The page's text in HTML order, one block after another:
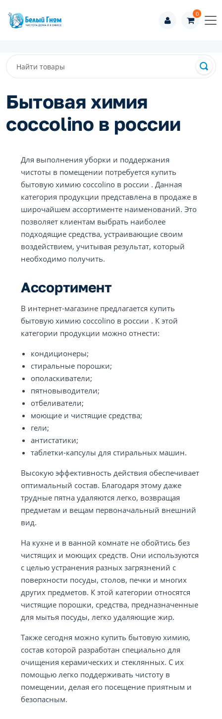
0
Бытовая химия
coccolino в россии
Для выполнения уборки и поддержания
чистоты в помещении потребуется купить
бытовую химию coccolino в россии . Данная
категория продукции представлена в продаже в
широчайшем ассортименте наименований. Это
позволяет клиентам выбрать наиболее
подходящие средства, устраивающие своим
воздействием, учитывая результат, который
необходимо получить.
Ассортимент
В интернет-магазине предлагается купить
бытовую химию coccolino в россии . К этой
категории продукции можно отнести:
кондиционеры;
стиральные порошки;
ополаскиватели;
пятновыводители;
отбеливатели;
моющие и чистящие средства;
гели;
антистатики;
таблетки-капсулы для стиральных машин.
Высокую эффективность действия обеспечивает
оптимальный состав. Благодаря этому даже
трудные пятна удаляются легко, возвращая
предметам и вещам первоначальный внешний
вид.
На кухне и в ванной комнате не обойтись без
чистящих и моющих средств. Они используются
с целью устранения разных загрязнений с
поверхности посуды, столов, печки и многих
других предметов. К этой категории относятся
чистящие порошки, средства, предназначенные
для мытья посуды, легко удаляющие жир.
Также сегодня можно купить бытовую химию,
состав которой разработан специально для
очищения керамических и стеклянных. С их
помощью легко поддерживать чистоту в
помещении, делая его посещение приятным и
безопасным.